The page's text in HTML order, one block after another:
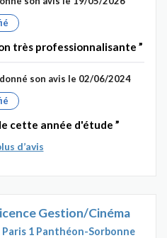
très professionnalisante
son avis le 02/06/2024
cette année d'étude
d’avis
Gestion/Cinéma
1 Panthéon-Sorbonne